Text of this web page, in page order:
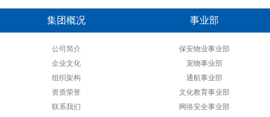
集团概况
公司简介
企业文化
组织架构
资质荣誉
联系我们
事业部
保安物业事业部
宠物事业部
通航事业部
文化教育事业部
网络安全事业部